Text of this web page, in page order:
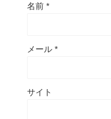
名前 *
メール *
サイト